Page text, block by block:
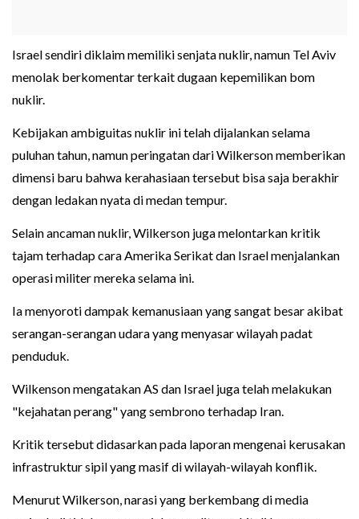
Israel sendiri diklaim memiliki senjata nuklir, namun Tel Aviv
menolak berkomentar terkait dugaan kepemilikan bom
nuklir.
Kebijakan ambiguitas nuklir ini telah dijalankan selama
puluhan tahun, namun peringatan dari Wilkerson memberikan
dimensi baru bahwa kerahasiaan tersebut bisa saja berakhir
dengan ledakan nyata di medan tempur.
Selain ancaman nuklir, Wilkerson juga melontarkan kritik
tajam terhadap cara Amerika Serikat dan Israel menjalankan
operasi militer mereka selama ini.
Ia menyoroti dampak kemanusiaan yang sangat besar akibat
serangan-serangan udara yang menyasar wilayah padat
penduduk.
Wilkenson mengatakan AS dan Israel juga telah melakukan
"kejahatan perang" yang sembrono terhadap Iran.
Kritik tersebut didasarkan pada laporan mengenai kerusakan
infrastruktur sipil yang masif di wilayah-wilayah konflik.
Menurut Wilkerson, narasi yang berkembang di media